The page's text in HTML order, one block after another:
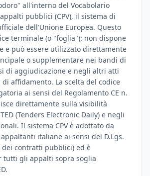
all'interno del Vocabolario
pubblici (CPV), il sistema di
dell'Unione Europea. Questo
terminale (o "foglia"): non dispone
e può essere utilizzato direttamente
o supplementare nei bandi di
di aggiudicazione e negli altri atti
affidamento. La scelta del codice
ai sensi del Regolamento CE n.
direttamente sulla visibilità
(Tenders Electronic Daily) e negli
Il sistema CPV è adottato da
italiane ai sensi del D.Lgs.
dei contratti pubblici) ed è
tutti gli appalti sopra soglia